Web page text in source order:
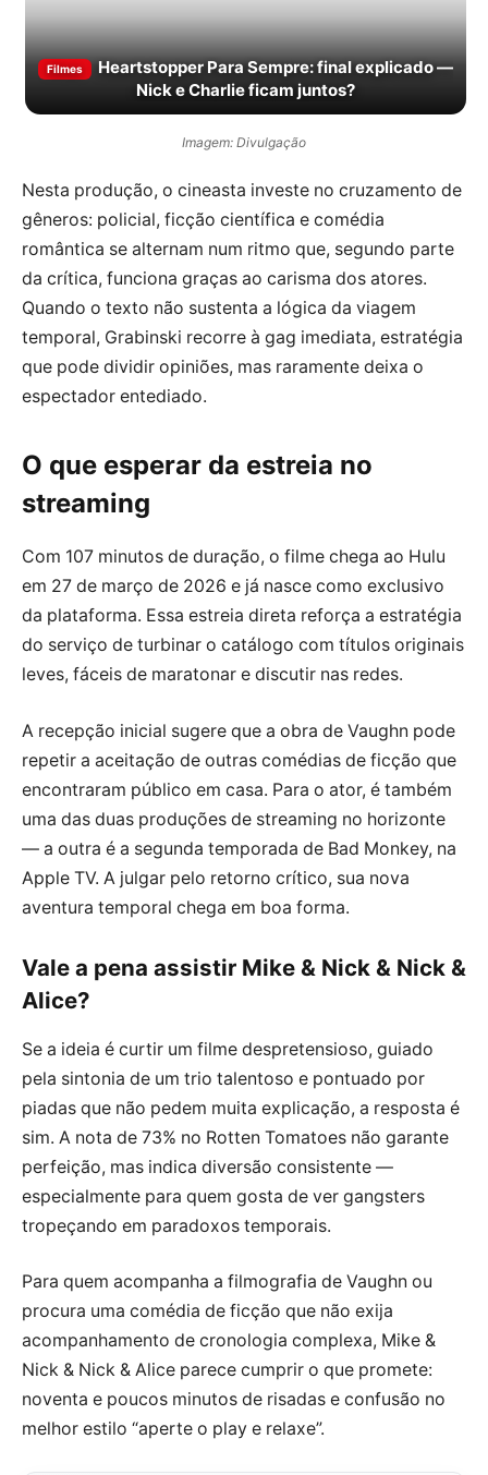
Filmes
Heartstopper Para Sempre: final explicado —
Nick e Charlie ficam juntos?
Imagem: Divulgação
Nesta produção, o cineasta investe no cruzamento de
gêneros: policial, ficção científica e comédia
romântica se alternam num ritmo que, segundo parte
da crítica, funciona graças ao carisma dos atores.
Quando o texto não sustenta a lógica da viagem
temporal, Grabinski recorre à gag imediata, estratégia
que pode dividir opiniões, mas raramente deixa o
espectador entediado.
O que esperar da estreia no
streaming
Com 107 minutos de duração, o filme chega ao Hulu
em 27 de março de 2026 e já nasce como exclusivo
da plataforma. Essa estreia direta reforça a estratégia
do serviço de turbinar o catálogo com títulos originais
leves, fáceis de maratonar e discutir nas redes.
A recepção inicial sugere que a obra de Vaughn pode
repetir a aceitação de outras comédias de ficção que
encontraram público em casa. Para o ator, é também
uma das duas produções de streaming no horizonte
— a outra é a segunda temporada de Bad Monkey, na
Apple TV. A julgar pelo retorno crítico, sua nova
aventura temporal chega em boa forma.
Vale a pena assistir Mike & Nick & Nick &
Alice?
Se a ideia é curtir um filme despretensioso, guiado
pela sintonia de um trio talentoso e pontuado por
piadas que não pedem muita explicação, a resposta é
sim. A nota de 73% no Rotten Tomatoes não garante
perfeição, mas indica diversão consistente —
especialmente para quem gosta de ver gangsters
tropeçando em paradoxos temporais.
Para quem acompanha a filmografia de Vaughn ou
procura uma comédia de ficção que não exija
acompanhamento de cronologia complexa, Mike &
Nick & Nick & Alice parece cumprir o que promete:
noventa e poucos minutos de risadas e confusão no
melhor estilo “aperte o play e relaxe”.